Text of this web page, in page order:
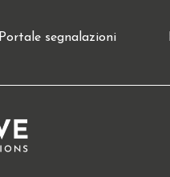
Portale segnalazioni